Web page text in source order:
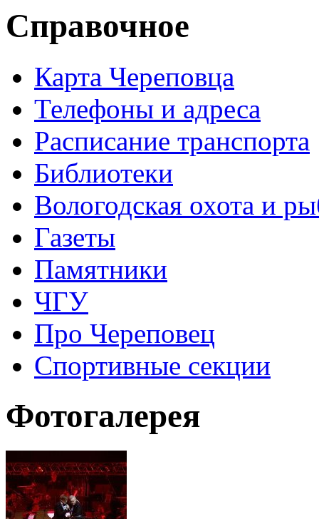
Справочное
Карта Череповца
Телефоны и адреса
Расписание транспорта
Библиотеки
Вологодская охота и
Газеты
Памятники
ЧГУ
Про Череповец
Спортивные секции
Фотогалерея